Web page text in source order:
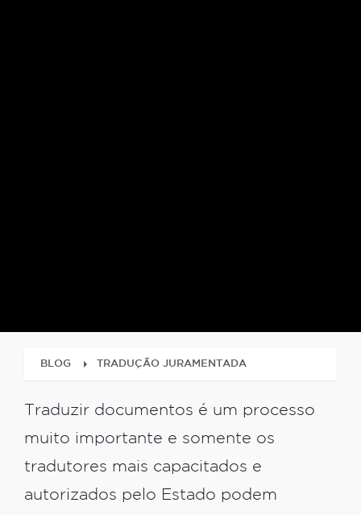
BLOG TRADUÇÃO JURAMENTADA
Traduzir documentos é um processo
muito importante e somente os
tradutores mais capacitados e
autorizados pelo Estado podem